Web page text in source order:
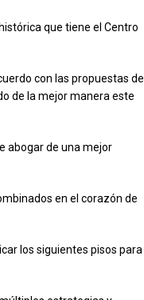
que tiene el Centro
con las propuestas de
de la mejor manera este
abogar de una mejor
en el corazón de
los siguientes pisos para